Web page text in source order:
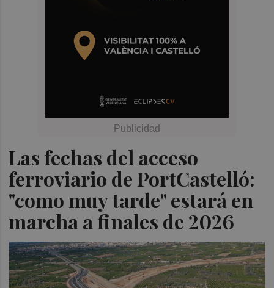
Las fechas del acceso
ferroviario de PortCastelló:
"como muy tarde" estará en
marcha a finales de 2026